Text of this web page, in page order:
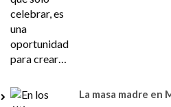
La masa madre en